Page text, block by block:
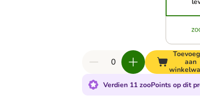
aan
Verdien 11 zooPoints op dit